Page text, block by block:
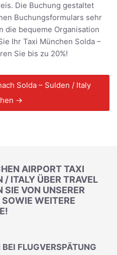
Die Buchung gestaltet
Buchungsformulars sehr
die bequeme Organisation
Ihr Taxi München Solda –
Sie bis zu 20%!
Solda – Sulden / Italy
→
AIRPORT TAXI
/ ITALY ÜBER TRAVEL
SIE VON UNSERER
WEITERE
FLUGVERSPÄTUNG